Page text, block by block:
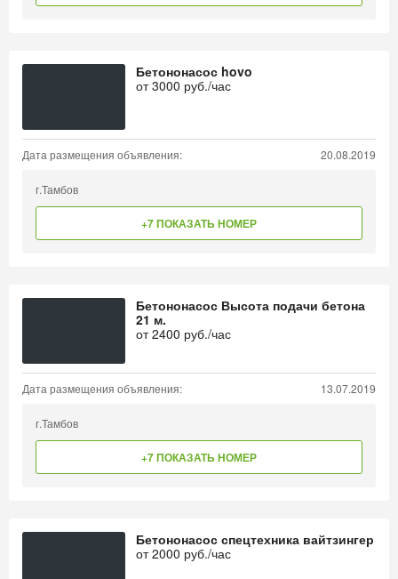
Бетононасос hovo
от3000 руб./час
Дата размещения объявления: 20.08.2019
г.Тамбов
+7 ПОКАЗАТЬ НОМЕР
Бетононасос Высота подачи бетона
21 м.
от2400 руб./час
Дата размещения объявления: 13.07.2019
г.Тамбов
+7 ПОКАЗАТЬ НОМЕР
Бетононасос спецтехника вайтзингер
от2000 руб./час